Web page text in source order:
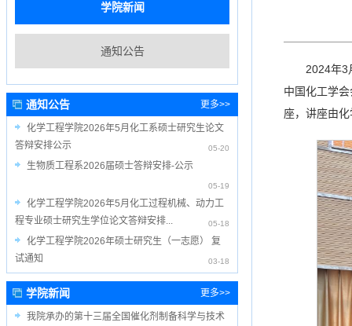
学院新闻
通知公告
更多>>
通知公告
05-20
化学工程学院2026年5月化工系硕士研究生论文
答辩安排公示
05-19
生物质工程系2026届硕士答辩安排-公示
05-18
化学工程学院2026年5月化工过程机械、动力工
程专业硕士研究生学位论文答辩安排...
03-18
化学工程学院2026年硕士研究生（一志愿） 复
试通知
更多>>
学院新闻
我院承办的第十三届全国催化剂制备科学与技术
2024年3
中国化工学
座，讲座由